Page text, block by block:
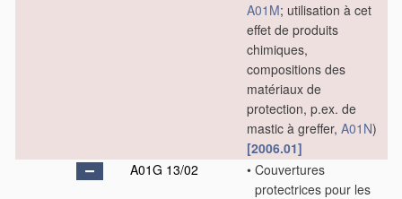
A01M; utilisation à cet
effet de produits
chimiques,
compositions des
matériaux de
protection, p.ex. de
mastic à greffer, A01N)
[2006.01]
A01G 13/02
• Couvertures
protectrices pour les